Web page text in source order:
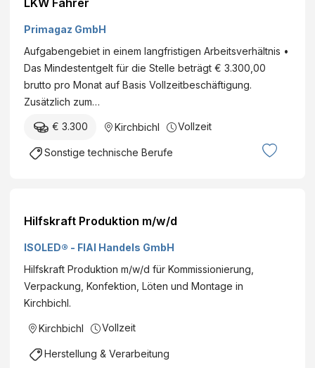
Primagaz GmbH
Aufgabengebiet in einem langfristigen Arbeitsverhältnis •
Das Mindestentgelt für die Stelle beträgt € 3.300,00
brutto pro Monat auf Basis Vollzeitbeschäftigung.
Zusätzlich zum…
€ 3.300 Kirchbichl Vollzeit
Sonstige technische Berufe
Hilfskraft Produktion m/w/d
ISOLED® - FIAI Handels GmbH
Hilfskraft Produktion m/w/d für Kommissionierung,
Verpackung, Konfektion, Löten und Montage in
Kirchbichl.
Kirchbichl Vollzeit
Herstellung & Verarbeitung